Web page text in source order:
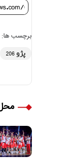
برچسب ها:
پژو 206